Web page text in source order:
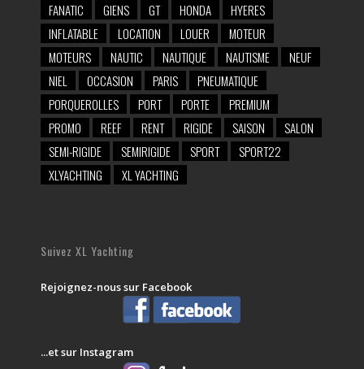
FANATIC
GIENS GT HONDA
HYERES
INFLATABLE
LOCATION LOUER
MOTEUR
MOTEURS
NAUTIC NAUTIQUE NAUTISME
NEUF
NIEL
OCCASION PARIS
PNEUMATIQUE
PORQUEROLLES
PORT PORTE
PREMIUM
PROMO
REEF RENT RIGIDE SAISON
SALON
SEMI-RIGIDE
SEMIRIGIDE SPORT
SPORT22
XLYACHTING
XL YACHTING
Suivez XL Yachting
Rejoignez-nous sur Facebook
...et sur Instagram